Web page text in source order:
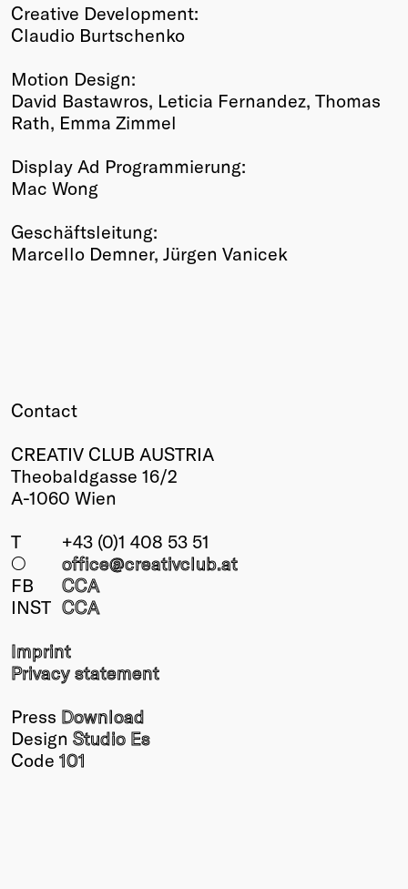
Creative Development:
Claudio Burtschenko
Motion Design:
David Bastawros, Leticia Fernandez, Thomas
Rath, Emma Zimmel
Display Ad Programmierung:
Mac Wong
Geschäftsleitung:
Marcello Demner, Jürgen Vanicek
Contact
CREATIV CLUB AUSTRIA
Theobaldgasse 16/2
A-1060 Wien
T
+43 (0)1 408 53 51
○
office@creativclub.at
FB
CCA
INST CCA
Imprint
Privacy statement
Press Download
Design Studio Es
Code 101